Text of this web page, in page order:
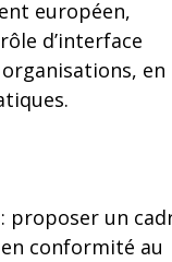
européen,
d’interface
en
proposer un
conformité au